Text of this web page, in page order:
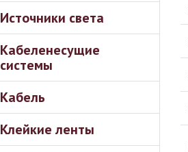
Источники света
Кабеленесущие
системы
Кабель
Клейкие ленты